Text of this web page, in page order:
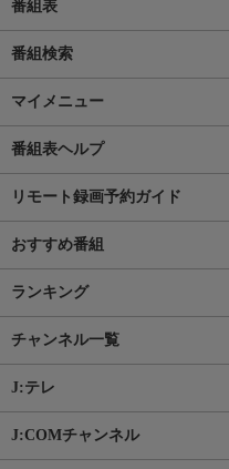
番組表
番組検索
マイメニュー
番組表ヘルプ
リモート録画予約ガイド
おすすめ番組
ランキング
チャンネル一覧
J:テレ
J:COMチャンネル